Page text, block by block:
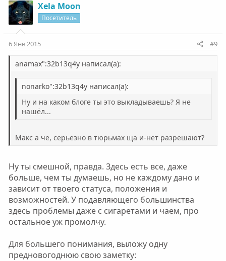
Xela Moon
Посетитель
6 Янв 2015 #9
anamax":32b13q4y написал(а):
nonarko":32b13q4y написал(а):
Ну и на каком блоге ты это выкладываешь? Я не
нашёл...
Макс а че, серьезно в тюрьмах ща и-нет разрешают?
Ну ты смешной, правда. Здесь есть все, даже
больше, чем ты думаешь, но не каждому дано и
зависит от твоего статуса, положения и
возможностей. У подавляющего большинства
здесь проблемы даже с сигаретами и чаем, про
остальное уж промолчу.
Для большего понимания, выложу одну
предновогоднюю свою заметку: